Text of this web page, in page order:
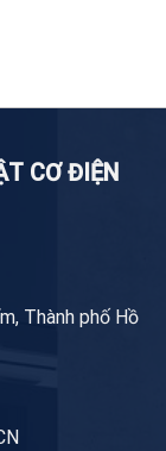
CƠ ĐIỆN
Thành phố Hồ